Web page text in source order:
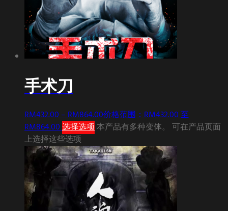
手术刀
RM432.00–RM864.00价格范围：RM432.00 至
RM864.00选择选项本产品有多种变体。 可在产品页面
上选择这些选项